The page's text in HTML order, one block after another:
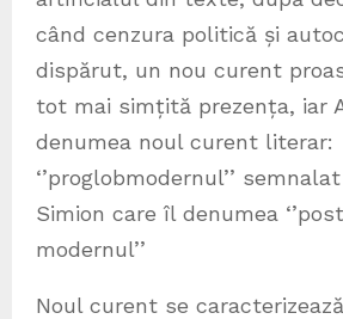
când cenzura politică și
dispărut, un nou curent
tot mai simțită prezența, iar
denumea noul curent literar:
‘’proglobmodernul’’
Simion care îl denumea
modernul’’
Noul curent se